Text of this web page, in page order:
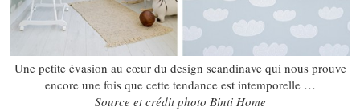
Une petite évasion au cœur du design scandinave qui nous prouve
encore une fois que cette tendance est intemporelle …
Source et crédit photo Binti Home